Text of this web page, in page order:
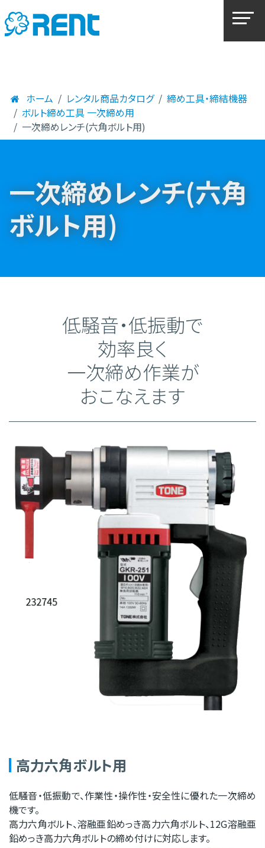
ホーム レンタル商品カタログ
締め工具・締結機器
ボルト締め工具 一次締め用
一次締めレンチ(六角ボルト用)
一次締めレンチ(六角
ボルト用)
低騒音・低振動で
効率良く
一次締め作業が
おこなえます
高力六角ボルト用
低騒音・低振動で、作業性・操作性・安全性に優れた一次締め
機です。
高力六角ボルト、溶融亜鉛めっき高力六角ボルト、12G溶融亜
鉛めっき高力六角ボルトの締め付けに対応します。